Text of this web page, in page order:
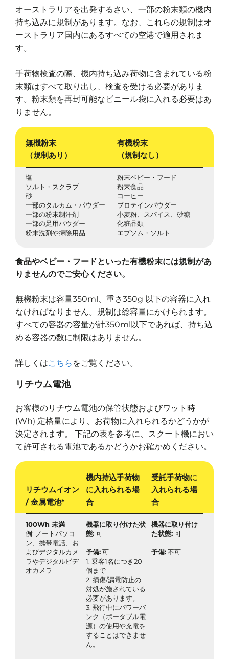
オーストラリアを出発するさい、一部の粉末類の機内
持ち込みに規制があります。なお、これらの規制はオ
ーストラリア国内にあるすべての空港で適用されま
す。
手荷物検査の際、機内持ち込み荷物に含まれている粉
末類はすべて取り出し、検査を受ける必要がありま
す。粉末類を再封可能なビニール袋に入れる必要はあ
りません。
無機粉末
（規制あり）
有機粉末
（規制なし）
塩
ソルト・スクラブ
砂
一部のタルカム・パウダー
一部の粉末制汗剤
一部の足用パウダー
粉末洗剤や掃除用品
粉末ベビー・フード
粉末食品
コーヒー
プロテインパウダー
小麦粉、スパイス、砂糖
化粧品類
エプソム・ソルト
食品やベビー・フードといった有機粉末には規制があ
りませんのでご安心ください。
無機粉末は容量350ml、重さ350g 以下の容器に入れ
なければなりません。規制は総容量にかけられます。
すべての容器の容量が計350ml以下であれば、持ち込
める容器の数に制限はありません。
詳しくはこちら をご覧ください。
リチウム電池
お客様のリチウム電池の保管状態およびワット時
(Wh) 定格量により、お荷物に入れられるかどうかが
決定されます。 下記の表を参考に、スクート機におい
て許可される電池であるかどうかお確かめください。
リチウムイオン
/ 金属電池*
機内持込手荷物
に入れられる場
合
受託手荷物に
入れられる場
合
100Wh 未満
例: ノートパソコ
ン、携帯電話、お
よびデジタルカメ
ラやデジタルビデ
オカメラ
機器に取り付けた状
態: 可
予備:可
1. 乗客1名につき20
個まで
2. 損傷/漏電防止の
対処が施されている
必要があります。
3. 飛行中にパワーバ
ンク（ポータブル電
源）の使用や充電を
することはできませ
ん。
機器に取り付け
た状態: 可
予備:不可